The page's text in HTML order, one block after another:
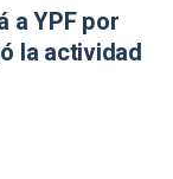
a YPF por
la actividad